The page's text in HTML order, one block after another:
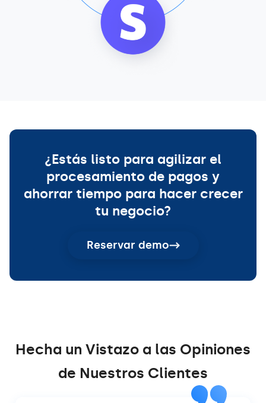
¿Estás listo para agilizar el
procesamiento de pagos y
ahorrar tiempo para hacer crecer
tu negocio?
Reservar demo
Hecha un Vistazo a las Opiniones
de Nuestros Clientes